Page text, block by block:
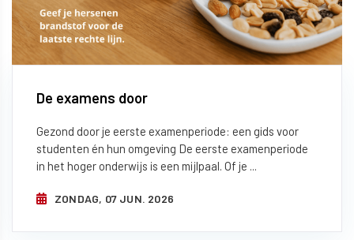
De examens door
Gezond door je eerste examenperiode: een gids voor
studenten én hun omgeving De eerste examenperiode
in het hoger onderwijs is een mijlpaal. Of je ...
ZONDAG, 07 JUN. 2026